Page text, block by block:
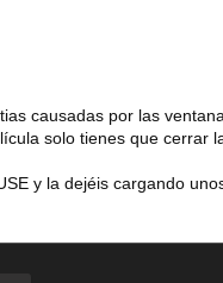
causadas por las
solo tienes que cerrar
y la dejéis cargando